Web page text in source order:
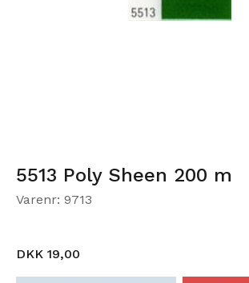
5513 Poly Sheen 200 m
Varenr: 9713
DKK 19,00